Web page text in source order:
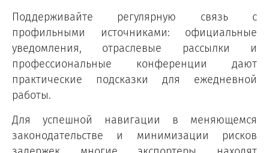
Поддерживайте регулярную связь с
профильными источниками: официальные
уведомления, отраслевые рассылки и
профессиональные конференции дают
практические подсказки для ежедневной
работы.
Для успешной навигации в меняющемся
законодательстве и минимизации рисков